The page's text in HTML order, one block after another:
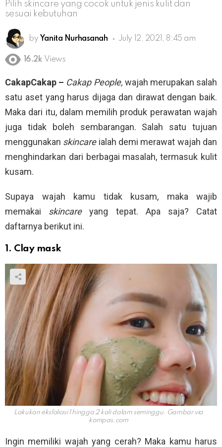
Pilih skincare yang cocok untuk jenis kulit dan
sesuai kebutuhan
by Yanita Nurhasanah July 12, 2021, 8:45 am
16.2k Views
CakapCakap – Cakap People, wajah merupakan salah
satu aset yang harus dijaga dan dirawat dengan baik.
Maka dari itu, dalam memilih produk perawatan wajah
juga tidak boleh sembarangan. Salah satu tujuan
menggunakan skincare ialah demi merawat wajah dan
menghindarkan dari berbagai masalah, termasuk kulit
kusam.
Supaya wajah kamu tidak kusam, maka wajib
memakai skincareyang tepat. Apa saja? Catat
daftarnya berikut ini.
1. Clay mask
Lakukan eksfoliasi 1 hingga 2 kali dalam seminggu. Gambar via
kompas.com
Ingin memiliki wajah yang cerah? Maka kamu harus